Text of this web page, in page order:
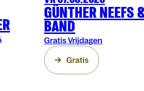
GÜNTHER NEEFS
BAND
Gratis Vrijdagen
Gratis